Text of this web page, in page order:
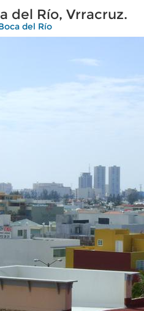
del Río, Vrracruz.
del Río